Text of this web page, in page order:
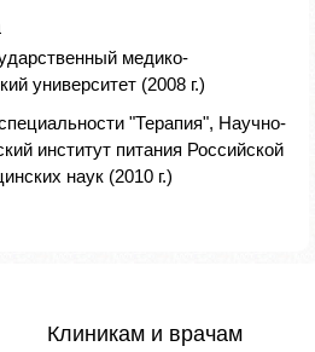
медико-
университет (2008 г.)
"Терапия", Научно-
институт питания Российской
наук (2010 г.)
Клиникам и врачам